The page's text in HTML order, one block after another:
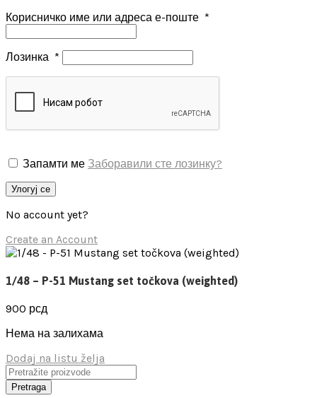
Корисничко име или адреса е-поште *
Лозинка *
Запамти ме Заборавили сте лозинку?
Улогуј се
No account yet?
Create an Account
1/48 – P-51 Mustang set točkova (weighted)
900 рсд
Нема на залихама
Dodaj na listu želja
Pretraga